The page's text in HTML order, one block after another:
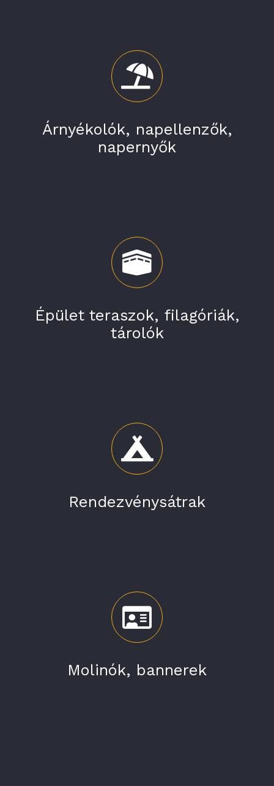
Árnyékolók, napellenzők,
napernyők
Épület teraszok, filagóriák,
tárolók
Rendezvénysátrak
Molinók, bannerek